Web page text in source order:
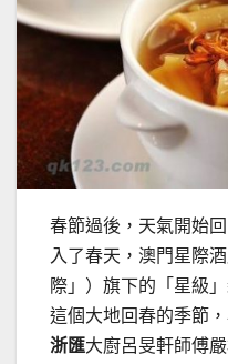
春節過後，天氣開始
入了春天，澳門星際
際」）旗下的「星級
這個大地回春的季節
浙匯大廚呂旻軒師傅